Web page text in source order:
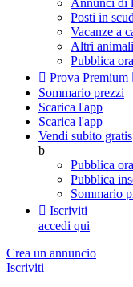
Annunci di
Posti in
Vacanze a
Altri animali
Pubblica ora
 Prova Premium
Sommario prezzi
Scarica l'app
Scarica l'app
Vendi subito gratis
b
Pubblica ora
Pubblica
Sommario
 Iscriviti
accedi qui
Crea un annuncio
Iscriviti